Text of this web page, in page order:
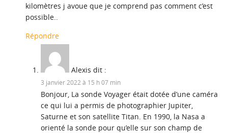
kilomètres j avoue que je comprend pas comment c’est
possible..
Répondre
Alexis dit :
3 janvier 2022 à 15 h 07 min
Bonjour, La sonde Voyager était dotée d’une caméra
ce qui lui a permis de photographier Jupiter,
Saturne et son satellite Titan. En 1990, la Nasa a
orienté la sonde pour qu’elle sur son champ de